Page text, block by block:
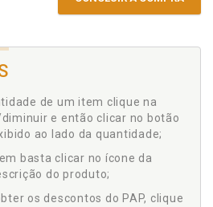
de um item clique na
e então clicar no botão
ao lado da quantidade;
basta clicar no ícone da
do produto;
os descontos do PAP, clique